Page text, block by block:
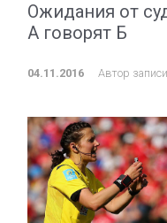
Ожидания от
А говорят Б
04.11.2016 Автор записи